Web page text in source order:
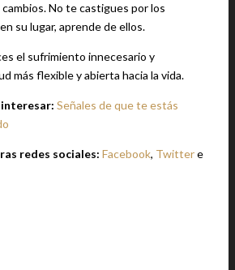
No te castigues por los
su lugar, aprende de ellos.
el sufrimiento innecesario y
más flexible y abierta hacia la vida.
interesar: Señales de que te estás
redes sociales: Facebook, Twittere